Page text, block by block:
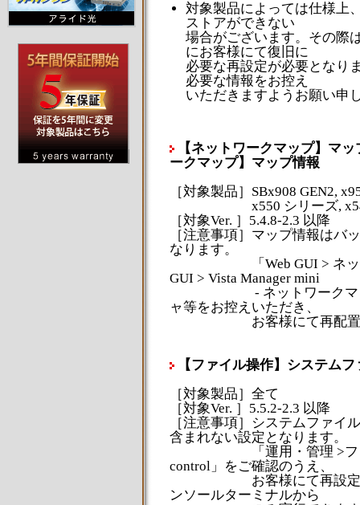
対象製品によっては仕様上
ストアができない
場合がございます。その際
にお客様にて復旧に
必要な再設定が必要となり
必要な情報をお控え
いただきますようお願い申
【ネットワークマップ】マ
ークマップ】マップ情報
［対象製品］SBx908 GEN2,
x550 シリーズ, x540
［対象Ver. ］5.4.8-2.3 以降
［注意事項］マップ情報はバ
なります。
「Web GUI > ネットワ
GUI > Vista Manager mini
- ネットワークマップ >
ャ等をお控えいただき、
お客様にて再配置し
【ファイル操作】システム
［対象製品］全て
［対象Ver. ］5.5.2-2.3 以降
［注意事項］システムファイ
含まれない設定となります。
「運用・管理 >ファイ
control」をご確認のうえ、
お客様にて再設定して
ンソールターミナルから